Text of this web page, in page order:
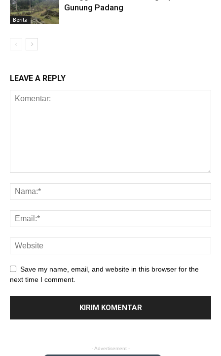
Berita
Gunung Padang
LEAVE A REPLY
Save my name, email, and website in this browser for the
next time I comment.
- Advertisement -